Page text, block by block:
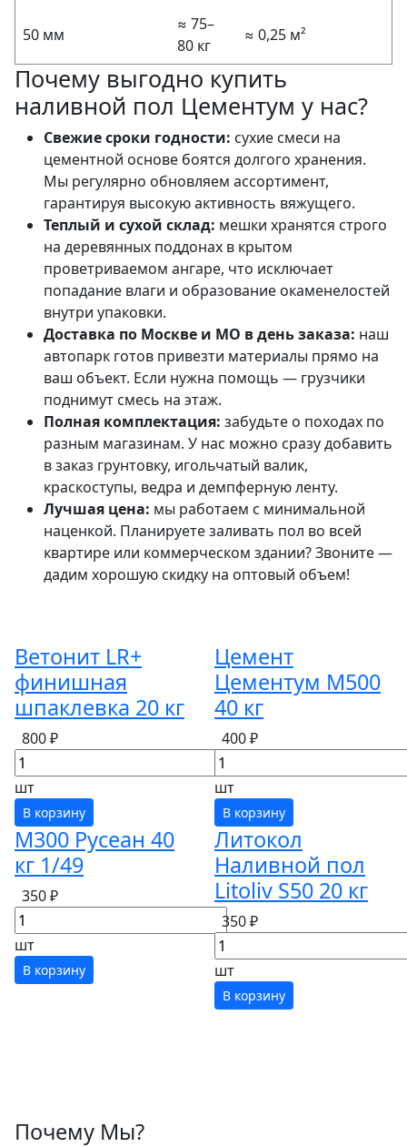
50 мм
≈ 75–
80 кг
≈ 0,25 м²
Почему выгодно купить
наливной пол Цементум у нас?
Свежие сроки годности: сухие смеси на
цементной основе боятся долгого хранения.
Мы регулярно обновляем ассортимент,
гарантируя высокую активность вяжущего.
Теплый и сухой склад: мешки хранятся строго
на деревянных поддонах в крытом
проветриваемом ангаре, что исключает
попадание влаги и образование окаменелостей
внутри упаковки.
Доставка по Москве и МО в день заказа: наш
автопарк готов привезти материалы прямо на
ваш объект. Если нужна помощь — грузчики
поднимут смесь на этаж.
Полная комплектация: забудьте о походах по
разным магазинам. У нас можно сразу добавить
в заказ грунтовку, игольчатый валик,
краскоступы, ведра и демпферную ленту.
Лучшая цена: мы работаем с минимальной
наценкой. Планируете заливать пол во всей
квартире или коммерческом здании? Звоните —
дадим хорошую скидку на оптовый объем!
Ветонит LR+
финишная
шпаклевка 20 кг
800 ₽
шт
В корзину
Цемент
Цементум М500
40 кг
400 ₽
шт
В корзину
М300 Русеан 40
кг 1/49
350 ₽
шт
В корзину
Литокол
Наливной пол
Litoliv S50 20 кг
350 ₽
шт
В корзину
Почему Мы?